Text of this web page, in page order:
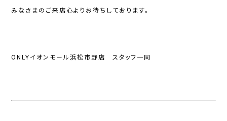
みなさまのご来店心よりお待ちしております。
ONLYイオンモール浜松市野店 スタッフ一同